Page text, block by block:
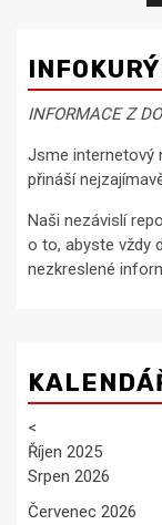
INFORMACE Z
Jsme internetový
přináší
Naši nezávislí
o to, abyste vždy
nezkreslené
<
Říjen 2025
Srpen 2026
Červenec 2026